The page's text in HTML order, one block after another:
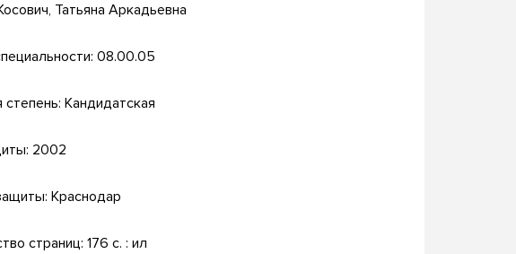
Татьяна Аркадьевна
08.00.05
степень: Кандидатская
2002
Краснодар
страниц: 176 с. : ил